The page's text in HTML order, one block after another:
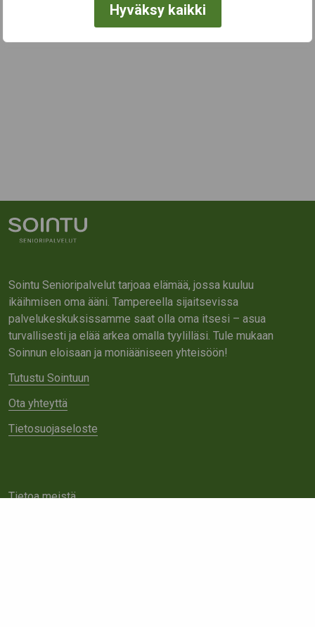
Hyväksy kaikki
Sointu Senioripalvelut tarjoaa elämää, jossa kuuluu
ikäihmisen oma ääni. Tampereella sijaitsevissa
palvelukeskuksissamme saat olla oma itsesi – asua
turvallisesti ja elää arkea omalla tyylilläsi. Tule mukaan
Soinnun eloisaan ja moniääniseen yhteisöön!
Tutustu Sointuun
Ota yhteyttä
Tietosuojaseloste
Tietoa meistä